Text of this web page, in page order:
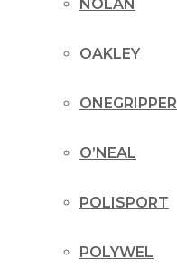
NOLAN
OAKLEY
ONEGRIPPER
O’NEAL
POLISPORT
POLYWEL